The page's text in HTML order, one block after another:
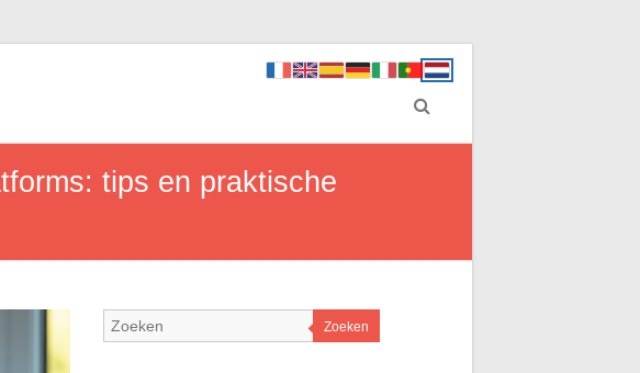
tips en praktische
Zoeken